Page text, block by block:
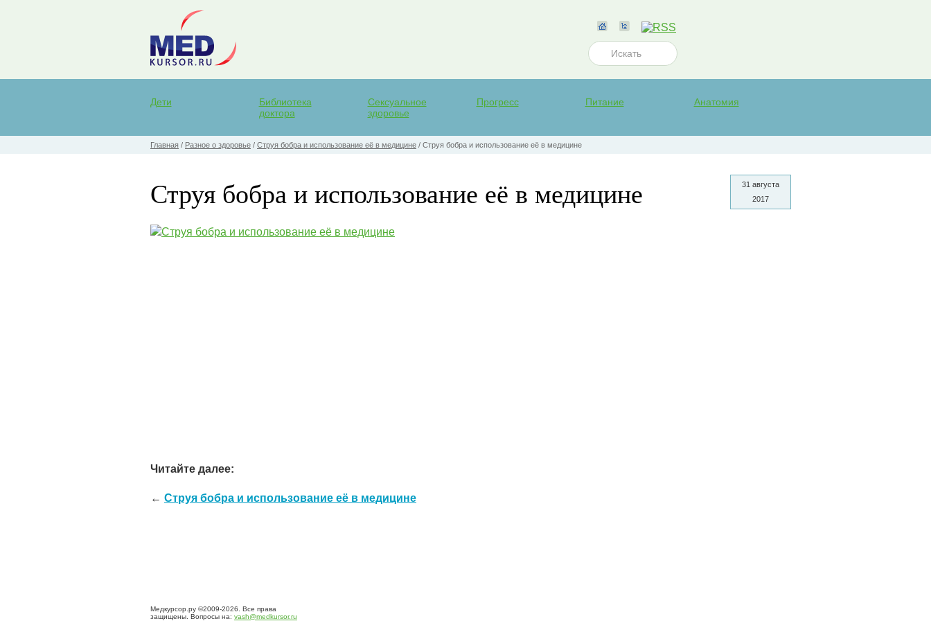
Дети
Библиотека
доктора
Сексуальное
здоровье
Прогресс Питание Анатомия
Главная / Разное о здоровье / Струя бобра и использование её в медицине / Струя бобра и использование её в медицине
31 августа
2017
Струя бобра и использование её в медицине
Читайте далее:
← Струя бобра и использование её в медицине
Медкурсор.ру ©2009-2026. Все права
защищены. Вопросы на: vash@medkursor.ru